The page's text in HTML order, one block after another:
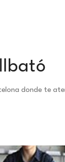
donde te